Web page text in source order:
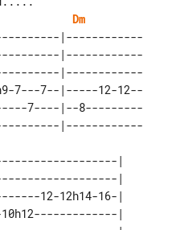
Dm
|------------
|------------
|------------
7---7--|-----12-12--
7----|--8---------
|------------
|
|
12-12h14-16-|
|